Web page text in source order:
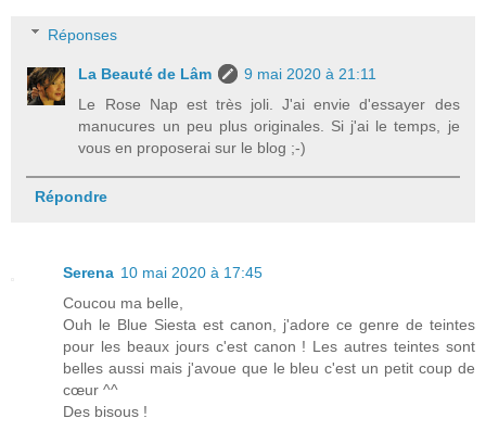
Réponses
La Beauté de Lâm
9 mai 2020 à 21:11
Le Rose Nap est très joli. J'ai envie d'essayer des
manucures un peu plus originales. Si j'ai le temps, je
vous en proposerai sur le blog ;-)
Répondre
Serena 10 mai 2020 à 17:45
Coucou ma belle,
Ouh le Blue Siesta est canon, j'adore ce genre de teintes
pour les beaux jours c'est canon ! Les autres teintes sont
belles aussi mais j'avoue que le bleu c'est un petit coup de
cœur ^^
Des bisous !